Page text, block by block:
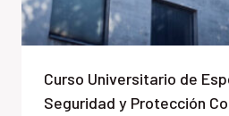
Curso Universitario de
Seguridad y Protección